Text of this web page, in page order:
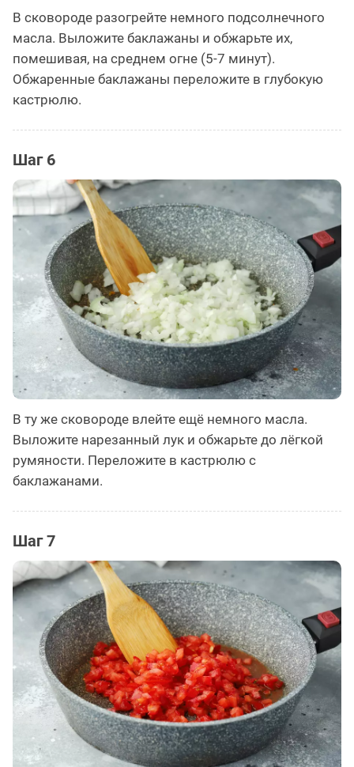
В сковороде разогрейте немного подсолнечного
масла. Выложите баклажаны и обжарьте их,
помешивая, на среднем огне (5-7 минут).
Обжаренные баклажаны переложите в глубокую
кастрюлю.
Шаг 6
В ту же сковороде влейте ещё немного масла.
Выложите нарезанный лук и обжарьте до лёгкой
румяности. Переложите в кастрюлю с
баклажанами.
Шаг 7